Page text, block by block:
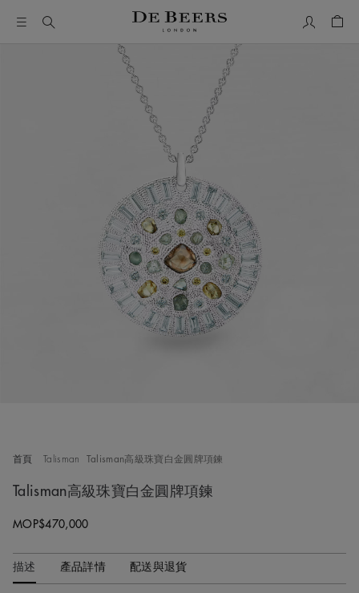
这是一个带有一张大图像和下面的缩略图轨道的轮播。使用
首頁 Talisman Talisman高級珠寶白金圓牌項鍊
Talisman高級珠寶白金圓牌項鍊
MOP$470,000
描述 產品詳情 配送與退貨